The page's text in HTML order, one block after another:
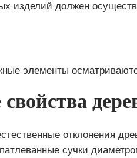
изделий должен
элементы
отклонения
сучки